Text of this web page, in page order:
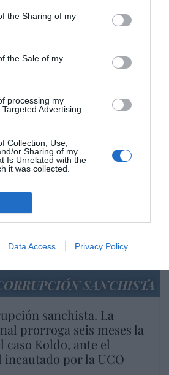
the Sharing of my
the Sale of my
processing my
Advertising.
Collection, Use,
or Sharing of my
Is Unrelated with the
it was collected.
Data Access Privacy Policy
tras un trimestre récord
es un sinvergüenza que ha
a su país, porque Ceuta es
un Gobierno en
con Marruecos”: acusa una ceutí
trabajo de desmitificar la
la verdadera, de
es un trabajo
SANCHISTA
sanchista. La
prorroga seis meses la
Koldo, ante el
por la UCO